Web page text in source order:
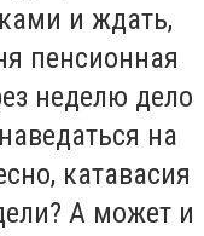
и ждать,
пенсионная
неделю дело
на
катавасия
А может и